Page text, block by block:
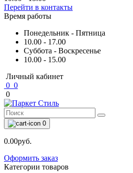
Перейти в контакты
Время работы
Понедельник - Пятница
10.00 - 17.00
Суббота - Воскресенье
10.00 - 15.00
Личный кабинет
0 0
0
0
0.00руб.
Оформить заказ
Категории товаров